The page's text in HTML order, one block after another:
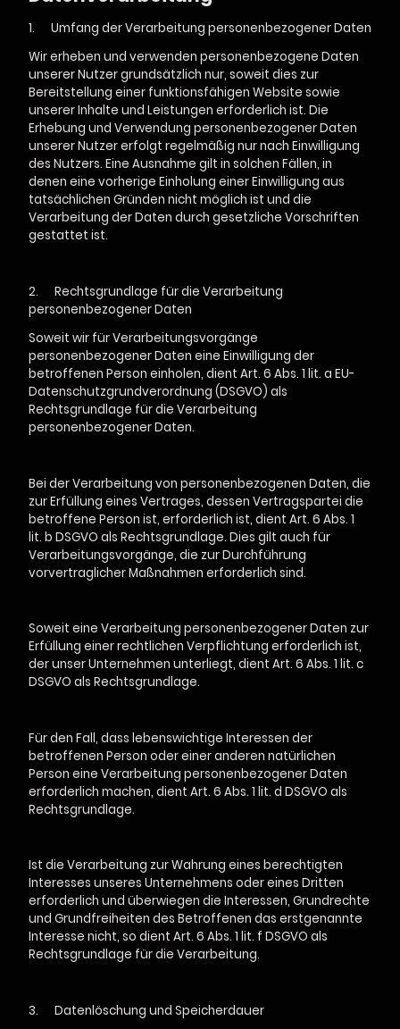
1.
Umfang der Verarbeitung personenbezogener Daten
Wir erheben und verwenden personenbezogene Daten
unserer Nutzer grundsätzlich nur, soweit dies zur
Bereitstellung einer funktionsfähigen Website sowie
unserer Inhalte und Leistungen erforderlich ist. Die
Erhebung und Verwendung personenbezogener Daten
unserer Nutzer erfolgt regelmäßig nur nach Einwilligung
des Nutzers. Eine Ausnahme gilt in solchen Fällen, in
denen eine vorherige Einholung einer Einwilligung aus
tatsächlichen Gründen nicht möglich ist und die
Verarbeitung der Daten durch gesetzliche Vorschriften
gestattet ist.
2.
Rechtsgrundlage für die Verarbeitung
personenbezogener Daten
Soweit wir für Verarbeitungsvorgänge
personenbezogener Daten eine Einwilligung der
betroffenen Person einholen, dient Art. 6 Abs. 1 lit. a EU-
Datenschutzgrundverordnung (DSGVO) als
Rechtsgrundlage für die Verarbeitung
personenbezogener Daten.
Bei der Verarbeitung von personenbezogenen Daten, die
zur Erfüllung eines Vertrages, dessen Vertragspartei die
betroffene Person ist, erforderlich ist, dient Art. 6 Abs. 1
lit. b DSGVO als Rechtsgrundlage. Dies gilt auch für
Verarbeitungsvorgänge, die zur Durchführung
vorvertraglicher Maßnahmen erforderlich sind.
Soweit eine Verarbeitung personenbezogener Daten zur
Erfüllung einer rechtlichen Verpflichtung erforderlich ist,
der unser Unternehmen unterliegt, dient Art. 6 Abs. 1 lit. c
DSGVO als Rechtsgrundlage.
Für den Fall, dass lebenswichtige Interessen der
betroffenen Person oder einer anderen natürlichen
Person eine Verarbeitung personenbezogener Daten
erforderlich machen, dient Art. 6 Abs. 1 lit. d DSGVO als
Rechtsgrundlage.
Ist die Verarbeitung zur Wahrung eines berechtigten
Interesses unseres Unternehmens oder eines Dritten
erforderlich und überwiegen die Interessen, Grundrechte
und Grundfreiheiten des Betroffenen das erstgenannte
Interesse nicht, so dient Art. 6 Abs. 1 lit. f DSGVO als
Rechtsgrundlage für die Verarbeitung.
3.
Datenlöschung und Speicherdauer